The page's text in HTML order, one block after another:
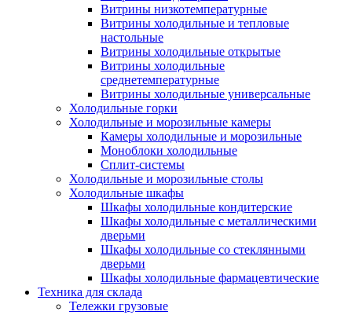
Витрины низкотемпературные
Витрины холодильные и тепловые
настольные
Витрины холодильные открытые
Витрины холодильные
среднетемпературные
Витрины холодильные универсальные
Холодильные горки
Холодильные и морозильные камеры
Камеры холодильные и морозильные
Моноблоки холодильные
Сплит-системы
Холодильные и морозильные столы
Холодильные шкафы
Шкафы холодильные кондитерские
Шкафы холодильные с металлическими
дверьми
Шкафы холодильные со стеклянными
дверьми
Шкафы холодильные фармацевтические
Техника для склада
Тележки грузовые